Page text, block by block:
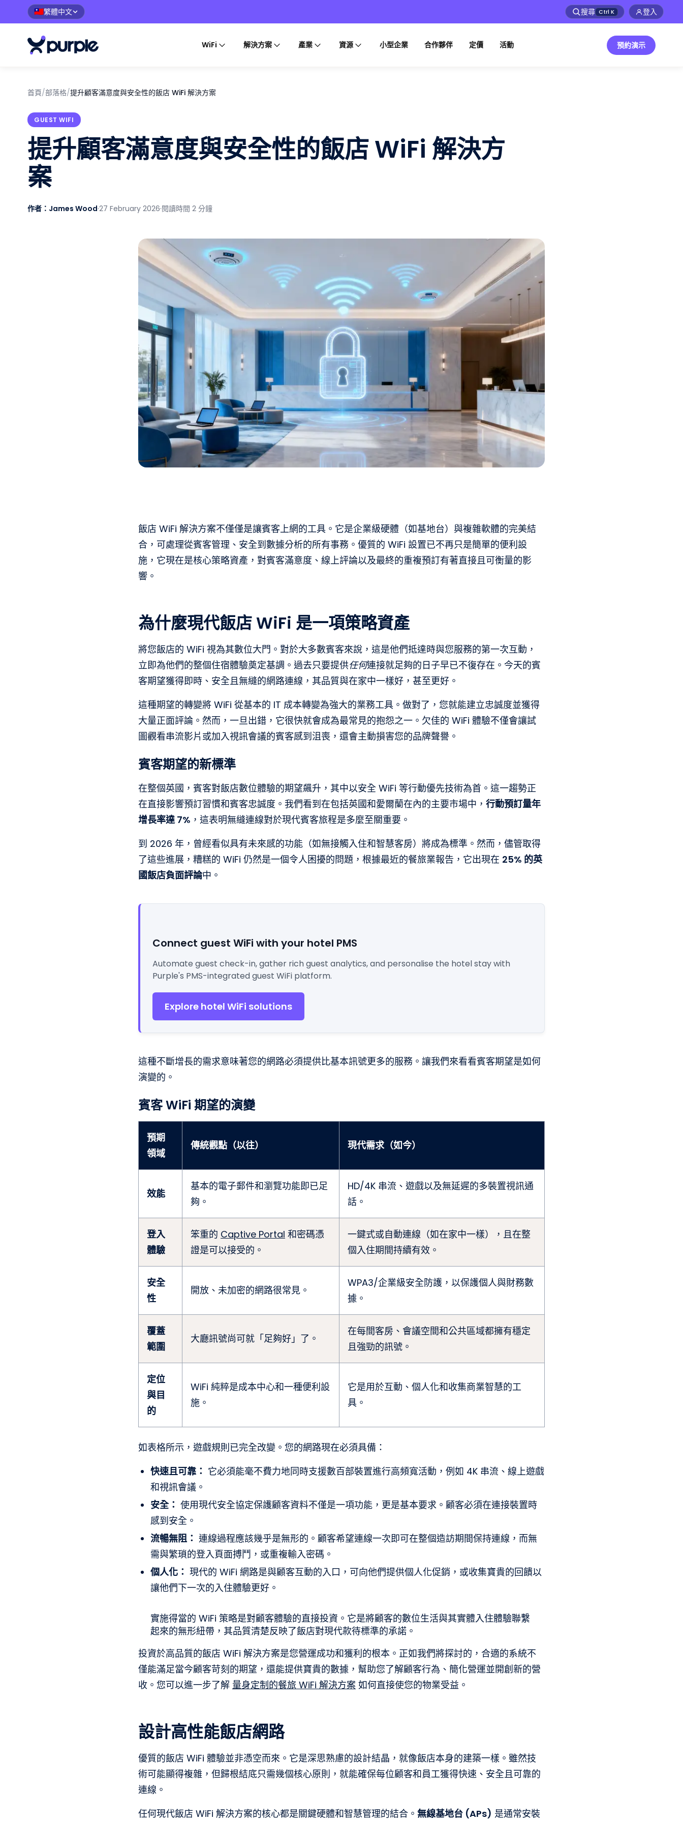
🇹🇼繁體中文 搜尋 Ctrl K 登入
WiFi 解決方案 產業 資源 小型企業 合作夥伴 定價 活動 預約演示
首頁/部落格/提升顧客滿意度與安全性的飯店 WiFi 解決方案
GUEST WIFI
提升顧客滿意度與安全性的飯店 WiFi 解決方
案
作者：James Wood·27 February 2026·閱讀時間 2 分鐘
飯店 WiFi 解決方案不僅僅是讓賓客上網的工具。它是企業級硬體（如基地台）與複雜軟體的完美結
合，可處理從賓客管理、安全到數據分析的所有事務。優質的 WiFi 設置已不再只是簡單的便利設
施，它現在是核心策略資產，對賓客滿意度、線上評論以及最終的重複預訂有著直接且可衡量的影
響。
為什麼現代飯店 WiFi 是一項策略資產
將您飯店的 WiFi 視為其數位大門。對於大多數賓客來說，這是他們抵達時與您服務的第一次互動，
立即為他們的整個住宿體驗奠定基調。過去只要提供任何連接就足夠的日子早已不復存在。今天的賓
客期望獲得即時、安全且無縫的網路連線，其品質與在家中一樣好，甚至更好。
這種期望的轉變將 WiFi 從基本的 IT 成本轉變為強大的業務工具。做對了，您就能建立忠誠度並獲得
大量正面評論。然而，一旦出錯，它很快就會成為最常見的抱怨之一。欠佳的 WiFi 體驗不僅會讓試
圖觀看串流影片或加入視訊會議的賓客感到沮喪，還會主動損害您的品牌聲譽。
賓客期望的新標準
在整個英國，賓客對飯店數位體驗的期望飆升，其中以安全 WiFi 等行動優先技術為首。這一趨勢正
在直接影響預訂習慣和賓客忠誠度。我們看到在包括英國和愛爾蘭在內的主要市場中， 行動預訂量年
增長率達 7% ，這表明無縫連線對於現代賓客旅程是多麼至關重要。
到 2026 年，曾經看似具有未來感的功能（如無接觸入住和智慧客房）將成為標準。然而，儘管取得
了這些進展，糟糕的 WiFi 仍然是一個令人困擾的問題，根據最近的餐旅業報告，它出現在 25% 的英
國飯店負面評論中。
Connect guest WiFi with your hotel PMS
Automate guest check-in, gather rich guest analytics, and personalise the hotel stay with
Purple's PMS-integrated guest WiFi platform.
Explore hotel WiFi solutions
這種不斷增長的需求意味著您的網路必須提供比基本訊號更多的服務。讓我們來看看賓客期望是如何
演變的。
賓客 WiFi 期望的演變
預期
領域
傳統觀點（以往） 現代需求（如今）
效能
基本的電子郵件和瀏覽功能即已足
夠。
HD/4K 串流、遊戲以及無延遲的多裝置視訊通
話。
登入
體驗
笨重的 Captive Portal 和密碼憑
證是可以接受的。
一鍵式或自動連線（如在家中一樣），且在整
個入住期間持續有效。
安全
性
開放、未加密的網路很常見。
WPA3/企業級安全防護，以保護個人與財務數
據。
覆蓋
範圍
大廳訊號尚可就「足夠好」了。
在每間客房、會議空間和公共區域都擁有穩定
且強勁的訊號。
定位
與目
的
WiFi 純粹是成本中心和一種便利設
施。
它是用於互動、個人化和收集商業智慧的工
具。
如表格所示，遊戲規則已完全改變。您的網路現在必須具備：
快速且可靠： 它必須能毫不費力地同時支援數百部裝置進行高頻寬活動，例如 4K 串流、線上遊戲
和視訊會議。
安全： 使用現代安全協定保護顧客資料不僅是一項功能，更是基本要求。顧客必須在連接裝置時
感到安全。
流暢無阻： 連線過程應該幾乎是無形的。顧客希望連線一次即可在整個造訪期間保持連線，而無
需與繁瑣的登入頁面搏鬥，或重複輸入密碼。
個人化： 現代的 WiFi 網路是與顧客互動的入口，可向他們提供個人化促銷，或收集寶貴的回饋以
讓他們下一次的入住體驗更好。
實施得當的 WiFi 策略是對顧客體驗的直接投資。它是將顧客的數位生活與其實體入住體驗聯繫
起來的無形紐帶，其品質清楚反映了飯店對現代款待標準的承諾。
投資於高品質的飯店 WiFi 解決方案是您營運成功和獲利的根本。正如我們將探討的，合適的系統不
僅能滿足當今顧客苛刻的期望，還能提供寶貴的數據，幫助您了解顧客行為、簡化營運並開創新的營
收。您可以進一步了解 量身定制的餐旅 WiFi 解決方案 如何直接使您的物業受益。
設計高性能飯店網路
優質的飯店 WiFi 體驗並非憑空而來。它是深思熟慮的設計結晶，就像飯店本身的建築一樣。雖然技
術可能顯得複雜，但歸根結底只需幾個核心原則，就能確保每位顧客和員工獲得快速、安全且可靠的
連線。
任何現代飯店 WiFi 解決方案的核心都是關鍵硬體和智慧管理的結合。 無線基地台 (APs) 是通常安裝